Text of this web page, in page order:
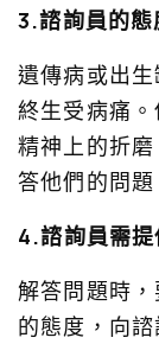
3.諮詢員的態
遺傳病或出
終生受病痛
精神上的折
答他們的問題
4.諮詢員需
解答問題時
的態度，向